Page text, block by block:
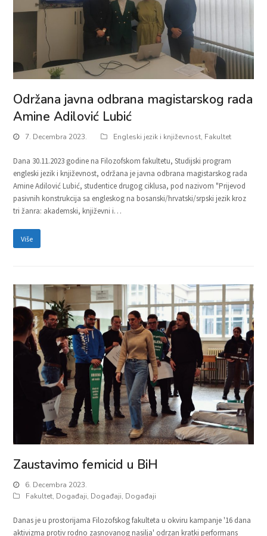
Održana javna odbrana magistarskog rada
Amine Adilović Lubić
7. Decembra 2023. Engleski jezik i književnost, Fakultet
Dana 30.11.2023 godine na Filozofskom fakultetu, Studijski program
engleski jezik i književnost, održana je javna odbrana magistarskog rada
Amine Adilović Lubić, studentice drugog ciklusa, pod nazivom "Prijevod
pasivnih konstrukcija sa engleskog na bosanski/hrvatski/srpski jezik kroz
tri žanra: akademski, književni i…
Više
Zaustavimo femicid u BiH
6. Decembra 2023.
Fakultet, Događaji, Događaji, Događaji
Danas je u prostorijama Filozofskog fakulteta u okviru kampanje '16 dana
aktivizma protiv rodno zasnovanog nasilja' odrzan kratki performans